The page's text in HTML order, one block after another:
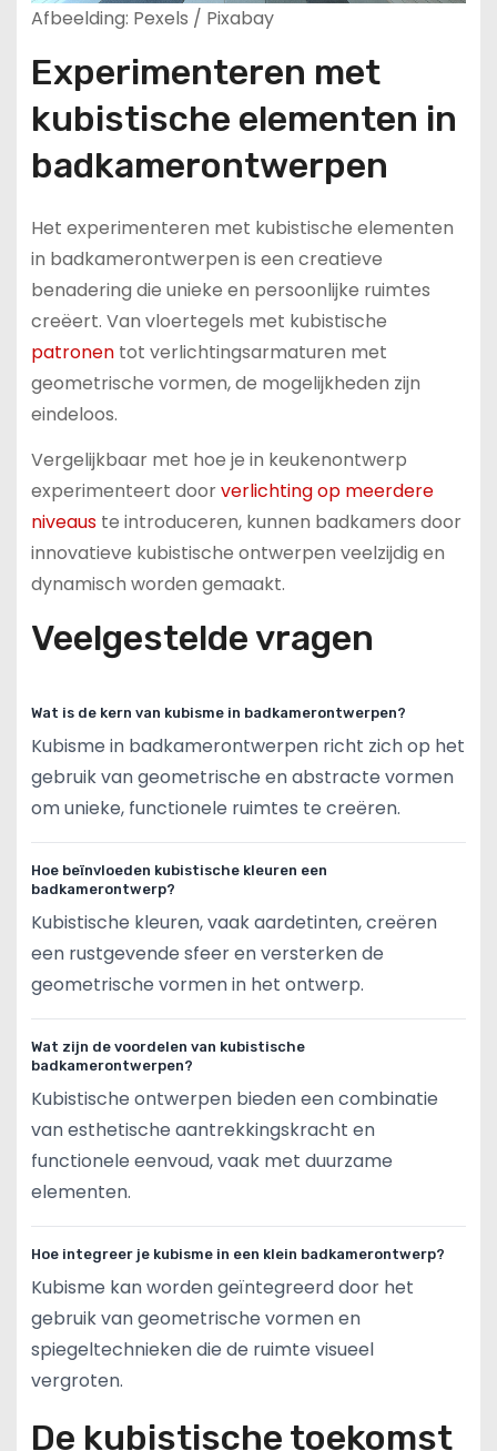
Afbeelding: Pexels / Pixabay
Experimenteren met
kubistische elementen in
badkamerontwerpen
Het experimenteren met kubistische elementen
in badkamerontwerpen is een creatieve
benadering die unieke en persoonlijke ruimtes
creëert. Van vloertegels met kubistische
patronentot verlichtingsarmaturen met
geometrische vormen, de mogelijkheden zijn
eindeloos.
Vergelijkbaar met hoe je in keukenontwerp
experimenteert doorverlichting op meerdere
niveauste introduceren, kunnen badkamers door
innovatieve kubistische ontwerpen veelzijdig en
dynamisch worden gemaakt.
Veelgestelde vragen
Wat is de kern van kubisme in badkamerontwerpen?
Kubisme in badkamerontwerpen richt zich op het
gebruik van geometrische en abstracte vormen
om unieke, functionele ruimtes te creëren.
Hoe beïnvloeden kubistische kleuren een
badkamerontwerp?
Kubistische kleuren, vaak aardetinten, creëren
een rustgevende sfeer en versterken de
geometrische vormen in het ontwerp.
Wat zijn de voordelen van kubistische
badkamerontwerpen?
Kubistische ontwerpen bieden een combinatie
van esthetische aantrekkingskracht en
functionele eenvoud, vaak met duurzame
elementen.
Hoe integreer je kubisme in een klein badkamerontwerp?
Kubisme kan worden geïntegreerd door het
gebruik van geometrische vormen en
spiegeltechnieken die de ruimte visueel
vergroten.
De kubistische toekomst